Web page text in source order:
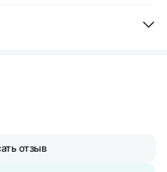
дозой витаминов,
правильную гигиену полости
в нем птица обогащена
состояния здоровья.
отзыв